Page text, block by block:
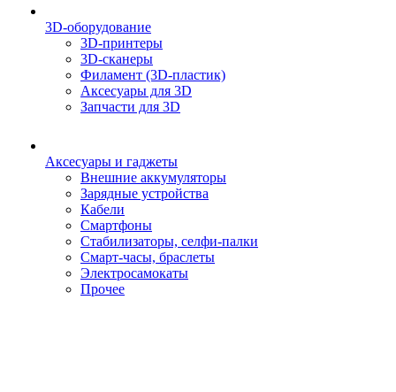
3D-оборудование
3D-принтеры
3D-сканеры
Филамент (3D-пластик)
Аксесуары для 3D
Запчасти для 3D
Аксесуары и гаджеты
Внешние аккумуляторы
Зарядные устройства
Кабели
Смартфоны
Стабилизаторы, селфи-палки
Смарт-часы, браслеты
Электросамокаты
Прочее